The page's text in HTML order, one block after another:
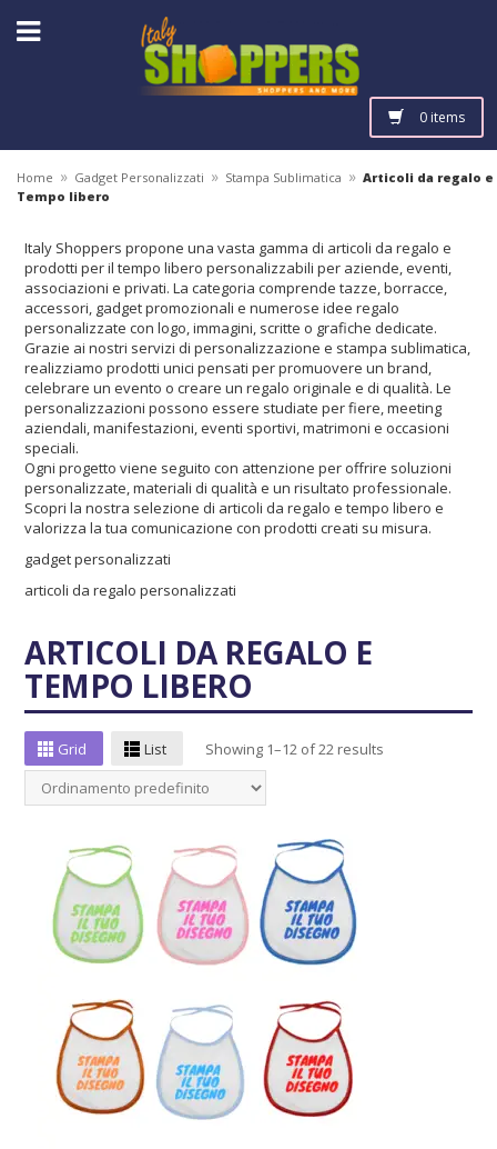
0 items
Home » Gadget Personalizzati » Stampa Sublimatica » Articoli da regalo e
Tempo libero
Italy Shoppers propone una vasta gamma di articoli da regalo e
prodotti per il tempo libero personalizzabili per aziende, eventi,
associazioni e privati. La categoria comprende tazze, borracce,
accessori, gadget promozionali e numerose idee regalo
personalizzate con logo, immagini, scritte o grafiche dedicate.
Grazie ai nostri servizi di personalizzazione e stampa sublimatica,
realizziamo prodotti unici pensati per promuovere un brand,
celebrare un evento o creare un regalo originale e di qualità. Le
personalizzazioni possono essere studiate per fiere, meeting
aziendali, manifestazioni, eventi sportivi, matrimoni e occasioni
speciali.
Ogni progetto viene seguito con attenzione per offrire soluzioni
personalizzate, materiali di qualità e un risultato professionale.
Scopri la nostra selezione di articoli da regalo e tempo libero e
valorizza la tua comunicazione con prodotti creati su misura.
gadget personalizzati
articoli da regalo personalizzati
ARTICOLI DA REGALO E
TEMPO LIBERO
Grid List Showing 1–12 of 22 results